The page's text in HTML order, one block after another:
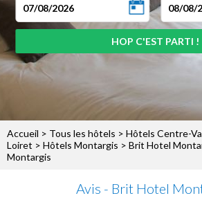
Accueil > Tous les hôtels > Hôtels Centre-
Loiret > Hôtels Montargis > Brit Hotel
Montargis
Avis - Brit Hotel